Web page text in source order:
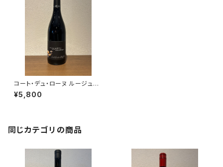
コート・デュ・ローヌ ルージュ
レ・クオーツ 2022 ル・クロ・デ
ュ・カイユ
¥5,800
同じカテゴリの商品